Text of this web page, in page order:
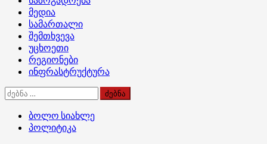
მედია
სამართალი
შემთხვევა
უცხოეთი
რეგიონები
ინფრასტრუქტურა
ძებნა:
ბოლო სიახლე
პოლიტიკა